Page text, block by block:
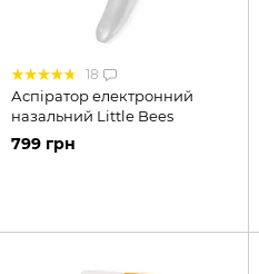
18
Аспіратор електронний
назальний Little Bees
799 грн